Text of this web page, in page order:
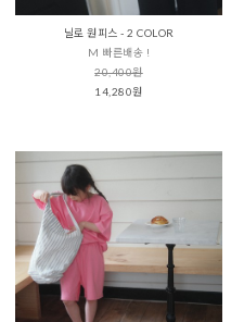
닐로 원피스 - 2 COLOR
M 빠른배송 !
20,400원
14,280원